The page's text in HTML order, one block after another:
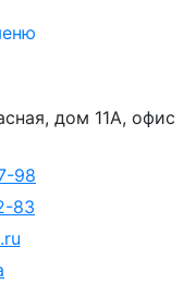
дом 11А, офис
98
83